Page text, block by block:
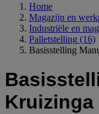
Home
Magazijn en
Industriële en
Palletstelling (16)
Basisstelling
Kruizinga